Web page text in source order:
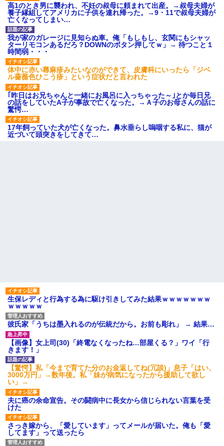
高1のとき男に襲われ、不妊の叔母に頼まれて出産。→叔母夫婦が
養子縁組してアメリカに子供を連れ帰った。→9・11で叔母夫婦が
亡くなってしまい…
我が家のガレージに見知らぬ車。俺「もしもし、玄関にもシャッ
ターリモコンあるだろ？DOWNのボタン押してｗ」→ 待つこと１
時間弱・・・
体中に赤い蕁麻疹みたいなのができて、皮膚科にいったら「ジベ
ル薔薇色ひこう疹」という症状だと言われた
｢昨日はお兄ちゃんと一緒にお風呂に入っちゃった～｣とか毎日兄
の話をしていたA子が事故で亡くなった。→Ａ子のお母さんの話に
驚愕…
17年飼っていた犬が亡くなった。鼻水垂らし嗚咽する私に、猫が
近づいて頭突きをしてきて…
生保レディと行為する為に駆け引きしてみた結果ｗｗｗｗｗｗｗ
ｗｗｗｗｗ
彼氏家「うちは墨入れるのが伝統だから。お前も彫れ」 → 結果…
【画像】女上司(30)「終電なくなったね…部屋くる？」ワイ「行
きます！」
【驚愕】私「今まで育てた分のお金返してね(冗談)」息子「はい、
3000万円」→数年後。私「妹が病気になったから援助して欲し
い」→
夫に癌の余命宣告。その闘病中に長女から信じられない言葉を受
けた
さっき嫁から、「愛しています」ってメールが届いた。俺も「愛
してます」って送ったら